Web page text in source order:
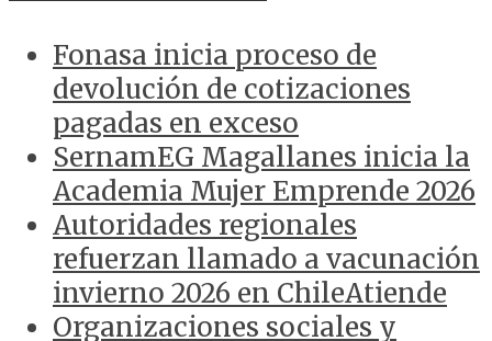
Fonasa inicia proceso de
devolución de cotizaciones
pagadas en exceso
SernamEG Magallanes inicia la
Academia Mujer Emprende 2026
Autoridades regionales
refuerzan llamado a vacunación
invierno 2026 en ChileAtiende
Organizaciones sociales y